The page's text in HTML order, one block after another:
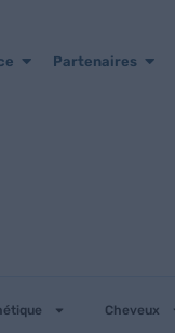
Partenaires
Cheveux